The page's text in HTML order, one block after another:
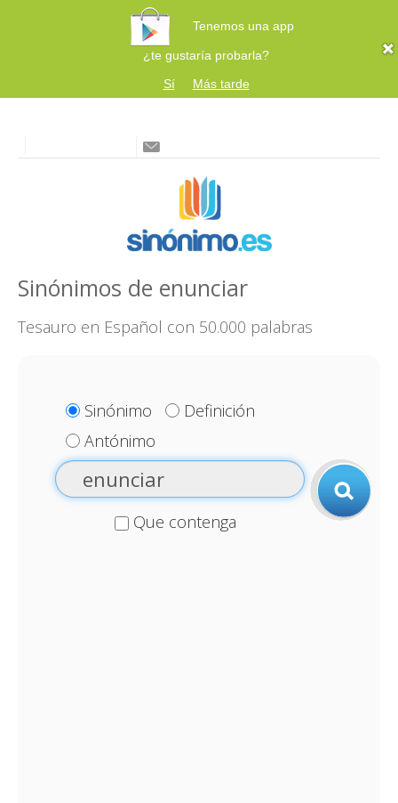
Tenemos una app
¿te gustaría probarla?
Sí
Más tarde
Sinónimos de enunciar
Tesauro en Español con 50.000 palabras
Sinónimo
Definición
Antónimo
Que contenga